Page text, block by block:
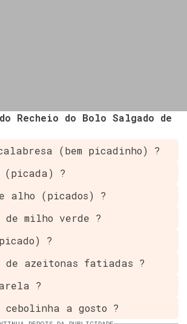
Recheio do Bolo Salgado de
(bem picadinho) ?
(picada) ?
alho (picados) ?
milho verde ?
?
azeitonas fatiadas ?
?
cebolinha a gosto ?